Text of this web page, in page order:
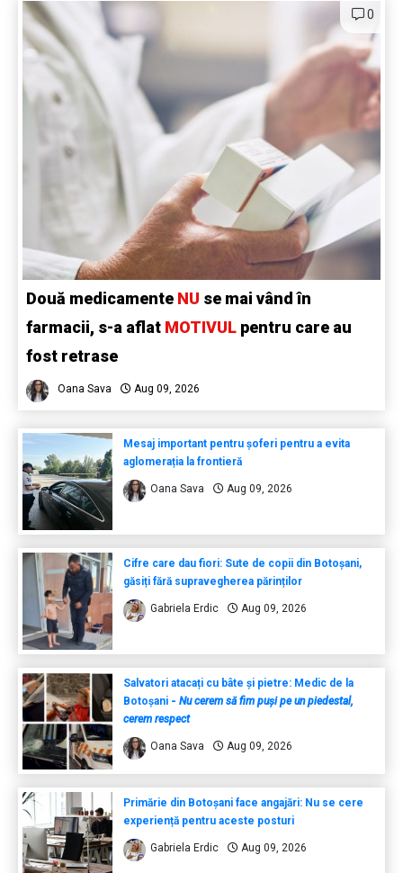
0
Două medicamente NU se mai vând în
farmacii, s-a aflat MOTIVUL pentru care au
fost retrase
Oana Sava Aug 09, 2026
Mesaj important pentru șoferi pentru a evita
aglomerația la frontieră
Oana Sava Aug 09, 2026
Cifre care dau fiori: Sute de copii din Botoșani,
găsiți fără supravegherea părinților
Gabriela Erdic Aug 09, 2026
Salvatori atacați cu bâte și pietre: Medic de la
Botoșani - Nu cerem să fim puși pe un piedestal,
cerem respect
Oana Sava Aug 09, 2026
Primărie din Botoșani face angajări: Nu se cere
experiență pentru aceste posturi
Gabriela Erdic Aug 09, 2026